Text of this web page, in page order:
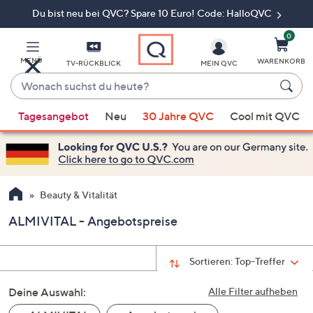
Du bist neu bei QVC? Spare 10 Euro! Code: HalloQVC
MENÜ TV-RÜCKBLICK
Wonach
suchst
du
heute?
Vorschläge
verfügbar
sind,
verwenden
Sie
Pfeiltasten
nach
und
nach
unten
MEIN QVC
0
WARENKORB
Tagesangebot Neu 30 Jahre QVC Cool mit QVC
Beauty & Vitalität
ALMIVITAL - Angebotspreise
Sortieren:Top-Treffer
Alle Filter aufheben
Deine Auswahl: